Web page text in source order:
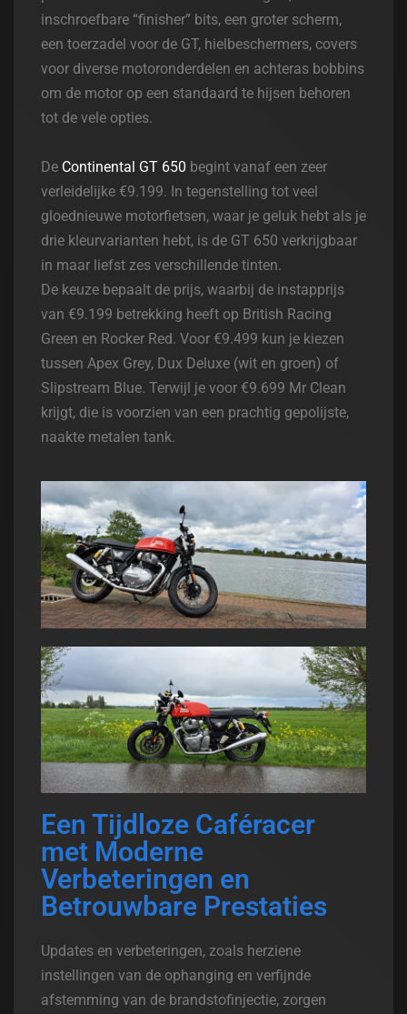
inschroefbare “finisher” bits, een groter scherm,
een toerzadel voor de GT, hielbeschermers, covers
voor diverse motoronderdelen en achteras bobbins
om de motor op een standaard te hijsen behoren
tot de vele opties.
De Continental GT 650 begint vanaf een zeer
verleidelijke €9.199. In tegenstelling tot veel
gloednieuwe motorfietsen, waar je geluk hebt als je
drie kleurvarianten hebt, is de GT 650 verkrijgbaar
in maar liefst zes verschillende tinten.
De keuze bepaalt de prijs, waarbij de instapprijs
van €9.199 betrekking heeft op British Racing
Green en Rocker Red. Voor €9.499 kun je kiezen
tussen Apex Grey, Dux Deluxe (wit en groen) of
Slipstream Blue. Terwijl je voor €9.699 Mr Clean
krijgt, die is voorzien van een prachtig gepolijste,
naakte metalen tank.
Een Tijdloze Caféracer
met Moderne
Verbeteringen en
Betrouwbare Prestaties
Updates en verbeteringen, zoals herziene
instellingen van de ophanging en verfijnde
afstemming van de brandstofinjectie, zorgen